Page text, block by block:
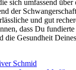
sich umfassend
der
und gut
dass Du
die Gesundheit
Schmid